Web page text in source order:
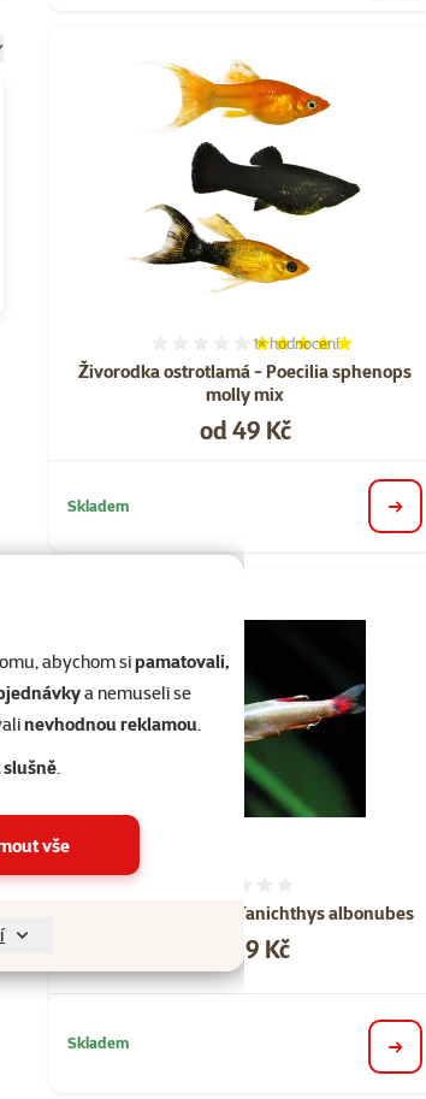
abychom sipamatovali,
a nemuseli se
nevhodnou reklamou.
.
vše
Živorodka ostrotlamá - Poecilia sphenops
molly mix
Hodnocení 100%,
1×hodnocení
Cena
od 49 Kč
Skladem
Kardinálka čínská - Tanichthys albonubes
Cena
od 29 Kč
Skladem